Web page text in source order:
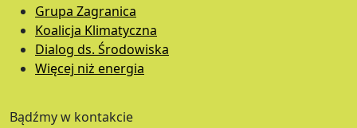
Grupa Zagranica
Koalicja Klimatyczna
Dialog ds. Środowiska
Więcej niż energia
Bądźmy w kontakcie